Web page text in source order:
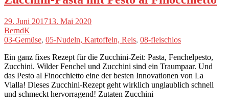
29. Juni 201713. Mai 2020
BerndK
03-Gemüse, 05-Nudeln, Kartoffeln, Reis, 08-fleischlos
Ein ganz fixes Rezept für die Zucchini-Zeit: Pasta, Fenchelpesto,
Zucchini. Wilder Fenchel und Zucchini sind ein Traumpaar. Und
das Pesto al Finocchietto eine der besten Innovationen von La
Vialla! Dieses Zucchini-Rezept geht wirklich unglaublich schnell
und schmeckt hervorragend! Zutaten Zucchini